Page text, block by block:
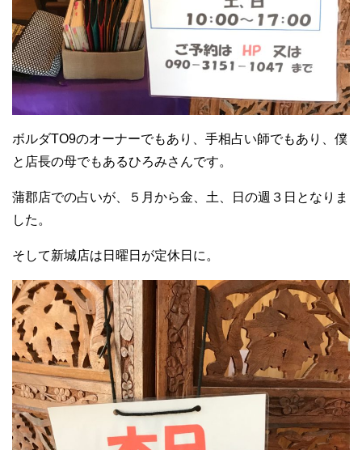
ボルダTO9のオーナーでもあり、手相占い師でもあり、僕
と店長の母でもあるひろみさんです。
蒲郡店での占いが、５月から金、土、日の週３日となりま
した。
そして新城店は日曜日が定休日に。